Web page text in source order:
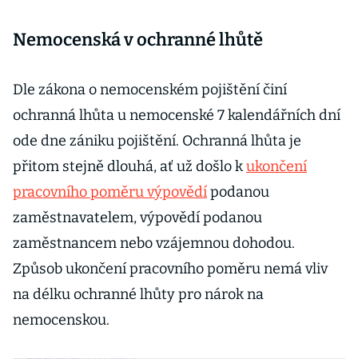
Nemocenská v ochranné lhůtě
Dle zákona o nemocenském pojištění činí
ochranná lhůta u nemocenské 7 kalendářních dní
ode dne zániku pojištění. Ochranná lhůta je
přitom stejně dlouhá, ať už došlo kukončení
pracovního poměru výpovědípodanou
zaměstnavatelem, výpovědí podanou
zaměstnancem nebo vzájemnou dohodou.
Způsob ukončení pracovního poměru nemá vliv
na délku ochranné lhůty pro nárok na
nemocenskou.